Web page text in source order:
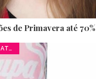
de Primavera até 70%
CAMPANHAS/CATÁLOGOS